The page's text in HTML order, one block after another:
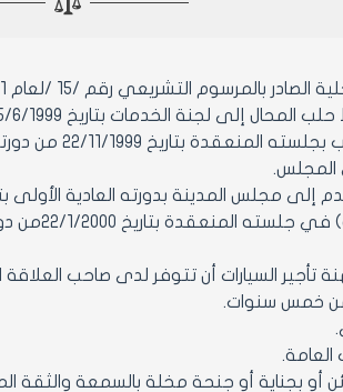
رقم /15 /لعام 1971 ولائحته التنفيذية وتعديلاتهما.
إلى لجنة الخدمات بتاريخ 5/6/1999.
-وعلى توصية
المجلس.
مجلس المدينة بدورته العادية الأولى بتاريخ 22/
بتاريخ 22/1/2000من دورته العادية الأولى.